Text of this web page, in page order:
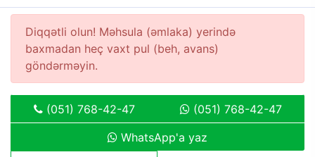
Diqqətli olun! Məhsula (əmlaka) yerində
baxmadan heç vaxt pul (beh, avans)
göndərməyin.
(051) 768-42-47
(051) 768-42-47
WhatsApp'a yaz